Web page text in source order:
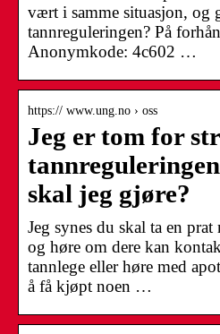
vært i samme situasjon, og
tannreguleringen? På
Anonymkode: 4c602 …
https:// www.ung.no › oss
Jeg er tom for
skal jeg gjøre?
Jeg synes du skal ta en
og høre om dere kan
tannlege eller høre med
å få kjøpt noen …